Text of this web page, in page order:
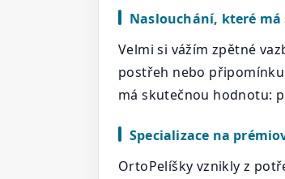
Naslouchání, které má
Velmi si vážím zpětné
postřeh nebo připomínku
má skutečnou hodnotu:
Specializace na
OrtoPelíšky vznikly z